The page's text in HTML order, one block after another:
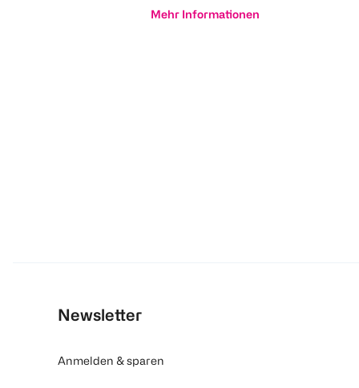
Mehr Informationen
Newsletter
Anmelden & sparen